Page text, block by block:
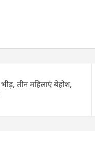
तीन महिलाएं बेहोश,